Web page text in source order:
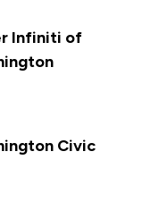
Infiniti of
Civic